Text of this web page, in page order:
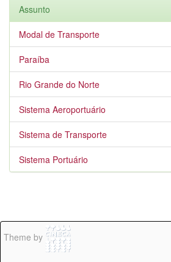
Assunto
Modal de Transporte
Paraíba
Rio Grande do Norte
Sistema Aeroportuário
Sistema de Transporte
Sistema Portuário
Theme by